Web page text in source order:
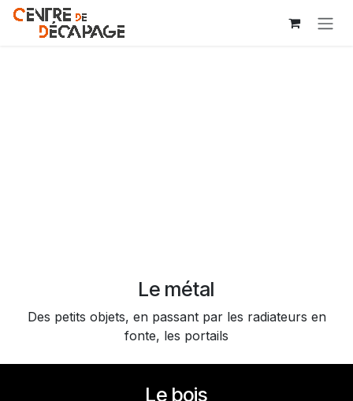
Se rendre au contenu
Le métal
Des petits objets, en passant par les radiateurs en
fonte, les portails
Le bois